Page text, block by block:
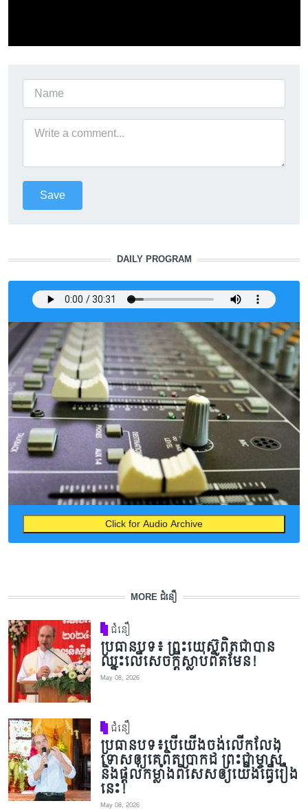
DAILY PROGRAM
Click for Audio Archive
MORE ជំនឿ
ជំនឿ
ប្រធានបទ៖ ព្រះយេស៊ូពិតជាបាន
ឈ្នះលើសេចក្តីស្លាប់ពិតមែន!
May 08, 2026
ជំនឿ
ប្រធានបទ៖បើយើងចង់លើកលែង
ទោសឲ្យគេពិតប្រាកដ ព្រះជាម្ចាស់
និងផ្តល់កម្លាំងពិសេសឲ្យយើងធ្វើរឿង
នេះ!
May 08, 2026